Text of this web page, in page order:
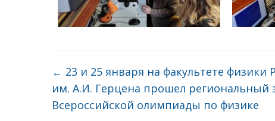
← 23 и 25 января на факультете физики
им. А.И. Герцена прошел региональный
Всероссийской олимпиады по физике